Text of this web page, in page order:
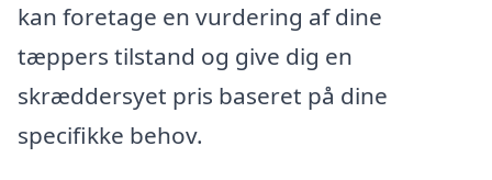
kan foretage en vurdering af dine
tæppers tilstand og give dig en
skræddersyet pris baseret på dine
specifikke behov.